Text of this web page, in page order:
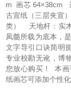
m 画芯 64×38cm
古宣纸（三层夹宣
类） 天地杆：实
凤髓所载为底本，
文字导引口诀简明
专业校勘无讹，博
您放心购买！本画
纸画芯可添加个性化